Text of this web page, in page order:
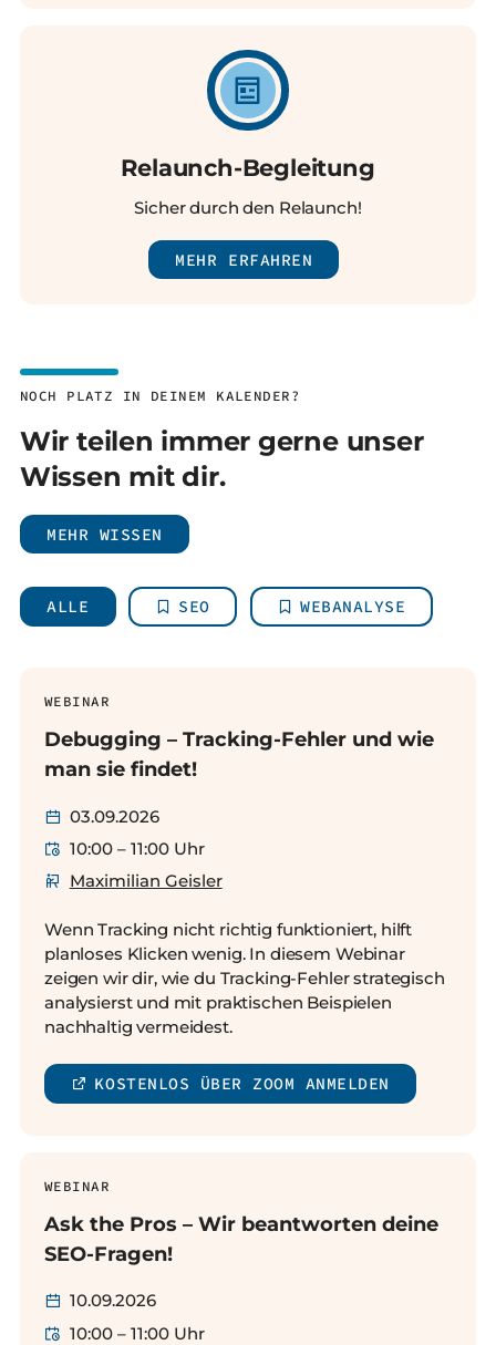
Relaunch-Begleitung
Sicher durch den Relaunch!
MEHR ERFAHREN
NOCH PLATZ IN DEINEM KALENDER?
Wir teilen immer gerne unser
Wissen mit dir.
MEHR WISSEN
ALLE SEO WEBANALYSE
WEBINAR
Debugging – Tracking-Fehler und wie
man sie findet!
03.09.2026
10:00 – 11:00 Uhr
Maximilian Geisler
Wenn Tracking nicht richtig funktioniert, hilft
planloses Klicken wenig. In diesem Webinar
zeigen wir dir, wie du Tracking-Fehler strategisch
analysierst und mit praktischen Beispielen
nachhaltig vermeidest.
KOSTENLOS ÜBER ZOOM ANMELDEN
WEBINAR
Ask the Pros – Wir beantworten deine
SEO-Fragen!
10.09.2026
10:00 – 11:00 Uhr